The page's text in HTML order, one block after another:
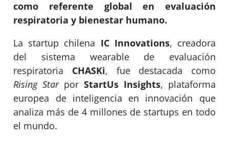
como referente global en evaluación
respiratoria y bienestar humano.
La startup chilena IC Innovations, creadora
del sistema wearable de evaluación
respiratoria CHASKi, fue destacada como
Rising Starpor StartUs Insights, plataforma
europea de inteligencia en innovación que
analiza más de 4 millones de startups en todo
el mundo.